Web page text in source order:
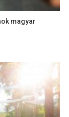
magyar